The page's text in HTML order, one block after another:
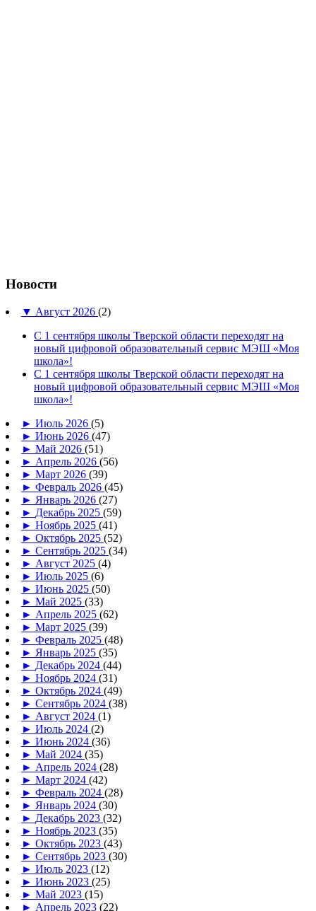
Новости
▼ Август 2026 (2)
С 1 сентября школы Тверской области переходят на
новый цифровой образовательный сервис МЭШ «Моя
школа»!
С 1 сентября школы Тверской области переходят на
новый цифровой образовательный сервис МЭШ «Моя
школа»!
► Июль 2026 (5)
► Июнь 2026 (47)
► Май 2026 (51)
► Апрель 2026 (56)
► Март 2026 (39)
► Февраль 2026 (45)
► Январь 2026 (27)
► Декабрь 2025 (59)
► Ноябрь 2025 (41)
► Октябрь 2025 (52)
► Сентябрь 2025 (34)
► Август 2025 (4)
► Июль 2025 (6)
► Июнь 2025 (50)
► Май 2025 (33)
► Апрель 2025 (62)
► Март 2025 (39)
► Февраль 2025 (48)
► Январь 2025 (35)
► Декабрь 2024 (44)
► Ноябрь 2024 (31)
► Октябрь 2024 (49)
► Сентябрь 2024 (38)
► Август 2024 (1)
► Июль 2024 (2)
► Июнь 2024 (36)
► Май 2024 (35)
► Апрель 2024 (28)
► Март 2024 (42)
► Февраль 2024 (28)
► Январь 2024 (30)
► Декабрь 2023 (32)
► Ноябрь 2023 (35)
► Октябрь 2023 (43)
► Сентябрь 2023 (30)
► Июль 2023 (12)
► Июнь 2023 (25)
► Май 2023 (15)
► Апрель 2023 (22)